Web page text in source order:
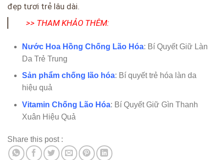
đẹp tươi trẻ lâu dài.
>> THAM KHẢO THÊM:
Nước Hoa Hồng Chống Lão Hóa: Bí Quyết Giữ Làn
Da Trẻ Trung
Sản phẩm chống lão hóa: Bí quyết trẻ hóa làn da
hiệu quả
Vitamin Chống Lão Hóa: Bí Quyết Giữ Gìn Thanh
Xuân Hiệu Quả
Share this post :